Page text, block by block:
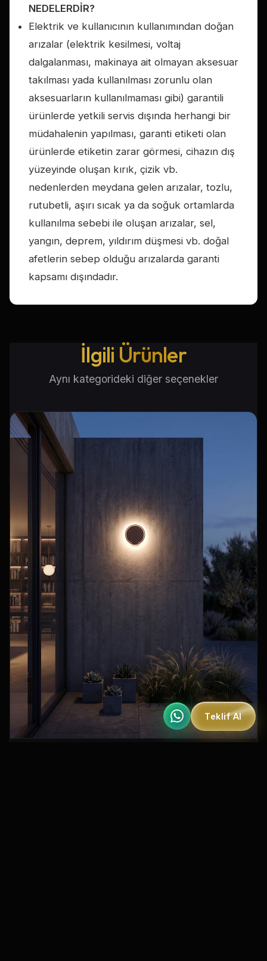
NEDELERDİR?
Elektrik ve kullanıcının kullanımından doğan
arızalar (elektrik kesilmesi, voltaj
dalgalanması, makinaya ait olmayan aksesuar
takılması yada kullanılması zorunlu olan
aksesuarların kullanılmaması gibi) garantili
ürünlerde yetkili servis dışında herhangi bir
müdahalenin yapılması, garanti etiketi olan
ürünlerde etiketin zarar görmesi, cihazın dış
yüzeyinde oluşan kırık, çizik vb.
nedenlerden meydana gelen arızalar, tozlu,
rutubetli, aşırı sıcak ya da soğuk ortamlarda
kullanılma sebebi ile oluşan arızalar, sel,
yangın, deprem, yıldırım düşmesi vb. doğal
afetlerin sebep olduğu arızalarda garanti
kapsamı dışındadır.
İlgili Ürünler
Aynı kategorideki diğer seçenekler
Teklif Al